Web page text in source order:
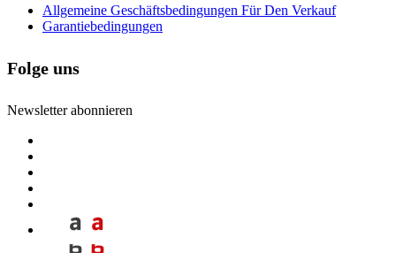
Allgemeine Geschäftsbedingungen Für Den Verkauf
Garantiebedingungen
Folge uns
Newsletter abonnieren